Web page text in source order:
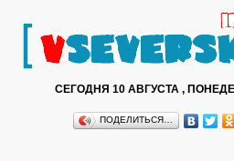
СЕГОДНЯ 10 АВГУСТА ,
ПОДЕЛИТЬСЯ…